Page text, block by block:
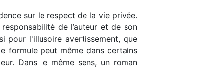
sur le respect de la vie privée.
de l’auteur et de son
pour l'illusoire avertissement, que
formule peut même dans certains
Dans le même sens, un roman